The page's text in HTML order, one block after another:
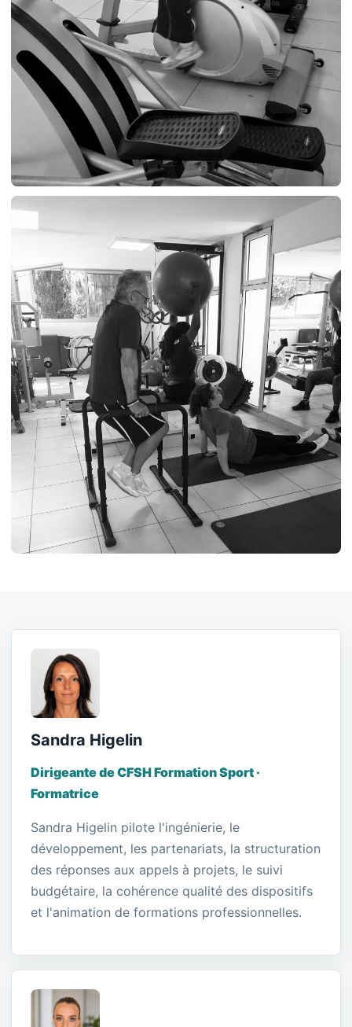
Sandra Higelin
Dirigeante de CFSH Formation Sport ·
Formatrice
Sandra Higelin pilote l'ingénierie, le
développement, les partenariats, la structuration
des réponses aux appels à projets, le suivi
budgétaire, la cohérence qualité des dispositifs
et l'animation de formations professionnelles.